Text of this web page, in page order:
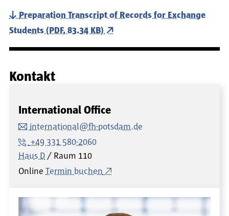
Preparation Transcript of Records for Exchange
Students (PDF, 83.34 KB)
Kontakt
International Office
international@fh-potsdam.de
+49 331 580-2060
Haus D
Raum 110
Online Termin buchen